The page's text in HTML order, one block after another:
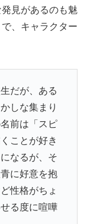
見があるのも魅
、キャラクター
だが、ある
しな集まり
前は「スピ
ことが好き
なるが、そ
に好意を抱
性格がちょ
る度に喧嘩